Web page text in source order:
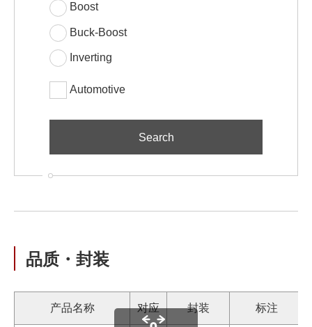
Boost
Buck-Boost
Inverting
Automotive
品质・封装
产品名称 对应 封装 标注